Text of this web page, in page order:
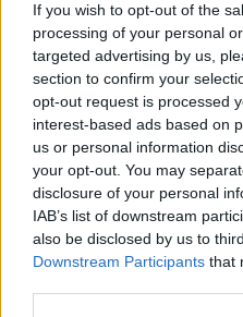
If you wish to opt-out of the
processing of your personal
targeted advertising by us,
section to confirm your
opt-out request is processed
interest-based ads based on
us or personal information
your opt-out. You may
disclosure of your personal
IAB’s list of downstream
also be disclosed by us to
Downstream Participants that